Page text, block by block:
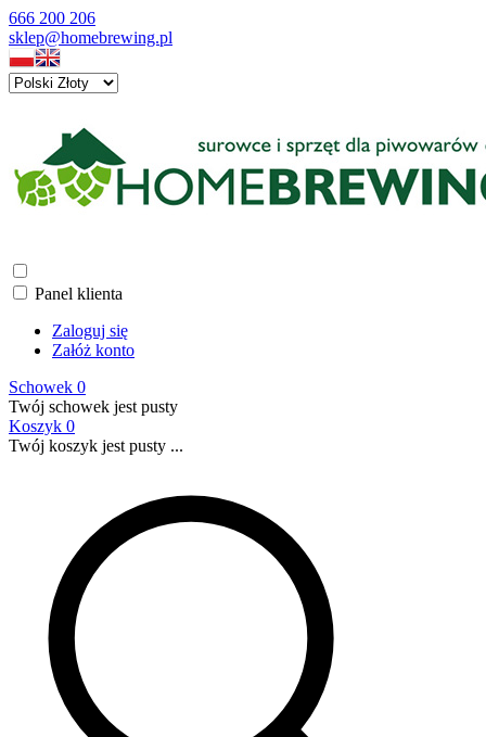
666 200 206
sklep@homebrewing.pl
Panel klienta
Zaloguj się
Załóż konto
Schowek 0
Twój schowek jest pusty
Koszyk 0
Twój koszyk jest pusty ...